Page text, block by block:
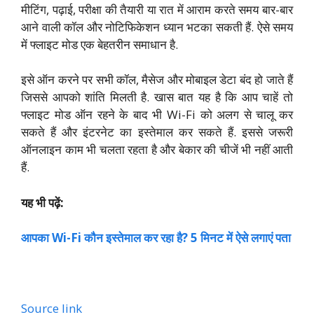
मीटिंग, पढ़ाई, परीक्षा की तैयारी या रात में आराम करते समय बार-बार
आने वाली कॉल और नोटिफिकेशन ध्यान भटका सकती हैं. ऐसे समय
में फ्लाइट मोड एक बेहतरीन समाधान है.
इसे ऑन करने पर सभी कॉल, मैसेज और मोबाइल डेटा बंद हो जाते हैं
जिससे आपको शांति मिलती है. खास बात यह है कि आप चाहें तो
फ्लाइट मोड ऑन रहने के बाद भी Wi-Fi को अलग से चालू कर
सकते हैं और इंटरनेट का इस्तेमाल कर सकते हैं. इससे जरूरी
ऑनलाइन काम भी चलता रहता है और बेकार की चीजें भी नहीं आती
हैं.
यह भी पढ़ें:
आपका Wi-Fi कौन इस्तेमाल कर रहा है? 5 मिनट में ऐसे लगाएं पता
Source link